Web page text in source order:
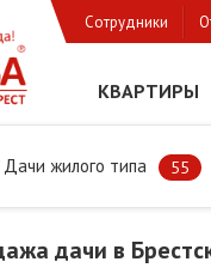
Сотрудники
КВАРТИРЫ
Дачи жилого типа 55
домики и участки
дачи в